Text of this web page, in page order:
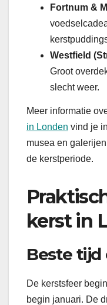
Fortnum &
Westfield
Groot
slecht weer.
Meer informatie
in Londen vind je
musea en
de kerstperiode.
kerst in
Beste tijd
De kerstsfeer
begin januari. De